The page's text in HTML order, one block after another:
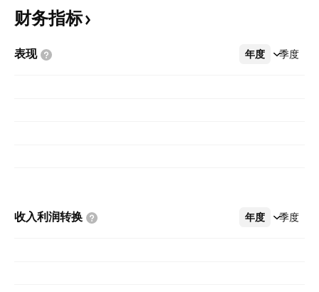
财务指标
表现 年度 季度
更多
收入利润转换 年度 季度
更多